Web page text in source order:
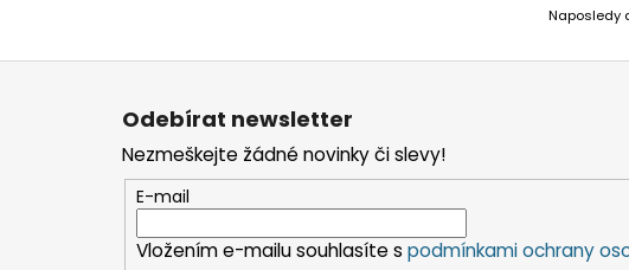
Naposledy
Z
Odebírat newsletter
Nezmeškejte žádné novinky či slevy!
E-mail
Vložením e-mailu souhlasíte s podmínkami ochrany